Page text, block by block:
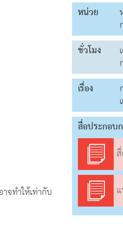
จทำให้เท่ากับ
หน่วย
ชั่วโมง
เรื่อง
สื่อประกอบ